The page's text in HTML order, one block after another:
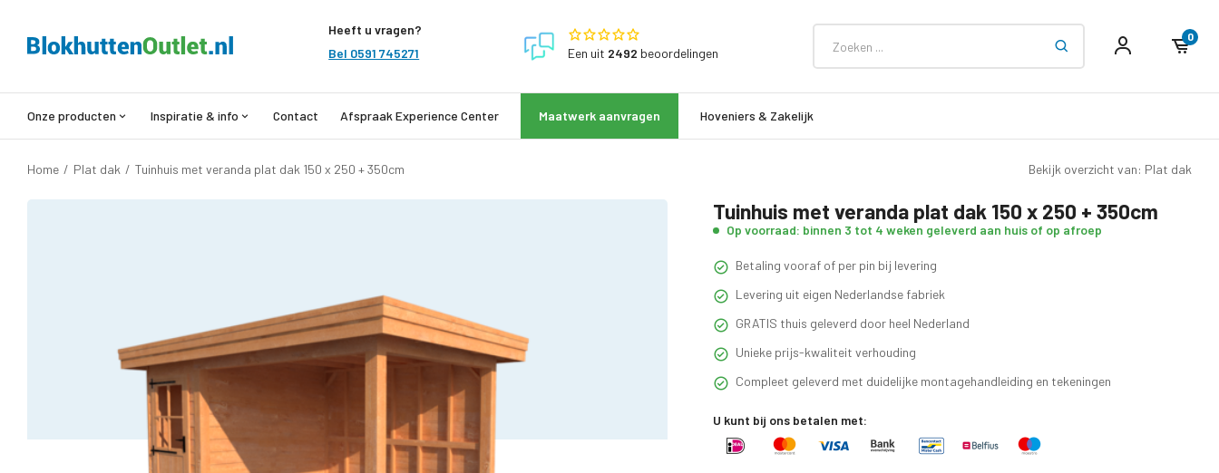
Heeft u vragen?
Bel 0591 745271
Een uit 2492 beoordelingen
0
Onze producten Inspiratie & info Contact Afspraak Experience Center Maatwerk aanvragen Hoveniers & Zakelijk
Home / Plat dak / Tuinhuis met veranda plat dak 150 x 250 + 350cm Bekijk overzicht van: Plat dak
Tuinhuis met veranda plat dak 150 x 250 + 350cm
Op voorraad: binnen 3 tot 4 weken geleverd aan huis of op afroep
Betaling vooraf of per pin bij levering
Levering uit eigen Nederlandse fabriek
GRATIS thuis geleverd door heel Nederland
Unieke prijs-kwaliteit verhouding
Compleet geleverd met duidelijke montagehandleiding en tekeningen
U kunt bij ons betalen met: